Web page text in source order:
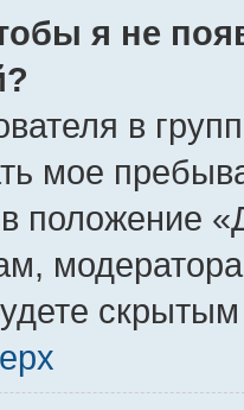
я не
в
мое
положение